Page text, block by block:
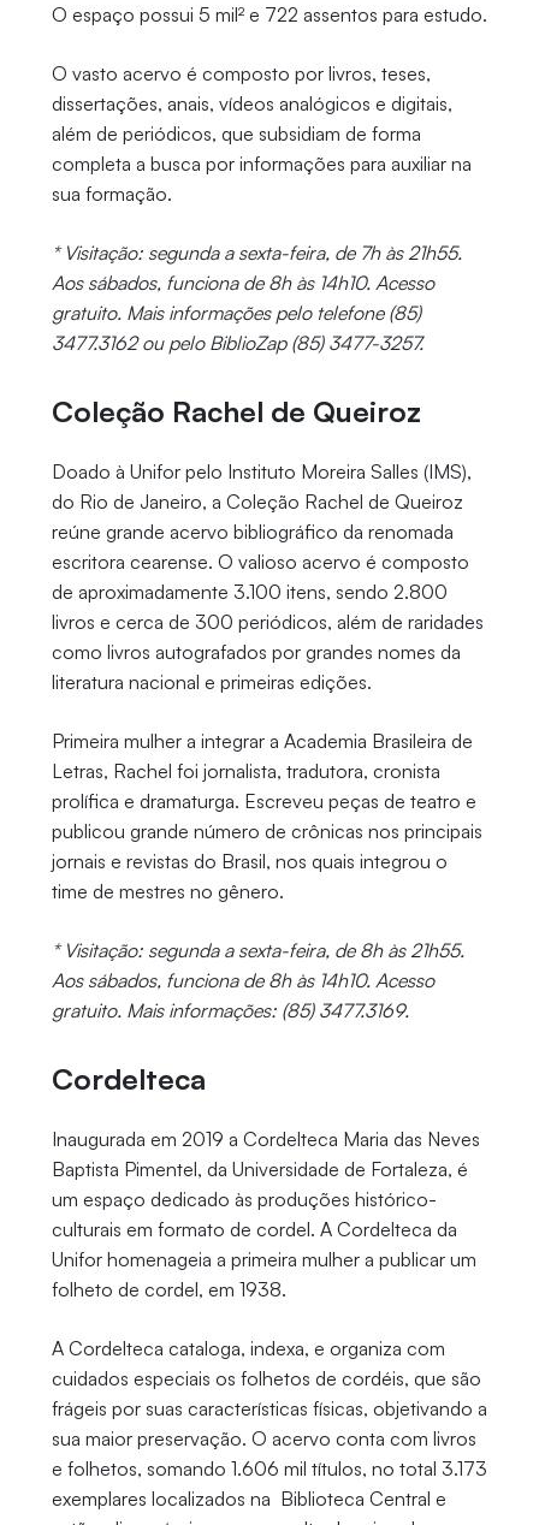
O espaço possui 5 mil² e 722 assentos para estudo.
O vasto acervo é composto por livros, teses,
dissertações, anais, vídeos analógicos e digitais,
além de periódicos, que subsidiam de forma
completa a busca por informações para auxiliar na
sua formação.
* Visitação: segunda a sexta-feira, de 7h às 21h55.
Aos sábados, funciona de 8h às 14h10. Acesso
gratuito. Mais informações pelo telefone (85)
3477.3162 ou pelo BiblioZap (85) 3477-3257.
Coleção Rachel de Queiroz
Doado à Unifor pelo Instituto Moreira Salles (IMS),
do Rio de Janeiro, a Coleção Rachel de Queiroz
reúne grande acervo bibliográfico da renomada
escritora cearense. O valioso acervo é composto
de aproximadamente 3.100 itens, sendo 2.800
livros e cerca de 300 periódicos, além de raridades
como livros autografados por grandes nomes da
literatura nacional e primeiras edições.
Primeira mulher a integrar a Academia Brasileira de
Letras, Rachel foi jornalista, tradutora, cronista
prolífica e dramaturga. Escreveu peças de teatro e
publicou grande número de crônicas nos principais
jornais e revistas do Brasil, nos quais integrou o
time de mestres no gênero.
* Visitação: segunda a sexta-feira, de 8h às 21h55.
Aos sábados, funciona de 8h às 14h10. Acesso
gratuito. Mais informações: (85) 3477.3169.
Cordelteca
Inaugurada em 2019 a Cordelteca Maria das Neves
Baptista Pimentel, da Universidade de Fortaleza, é
um espaço dedicado às produções histórico-
culturais em formato de cordel. A Cordelteca da
Unifor homenageia a primeira mulher a publicar um
folheto de cordel, em 1938.
A Cordelteca cataloga, indexa, e organiza com
cuidados especiais os folhetos de cordéis, que são
frágeis por suas características físicas, objetivando a
sua maior preservação. O acervo conta com livros
e folhetos, somando 1.606 mil títulos, no total 3.173
exemplares localizados na Biblioteca Central e